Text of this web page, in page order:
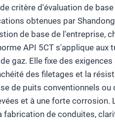
critère d'évaluation de
obtenues par
de base de l'entreprise,
API 5CT s'applique
gaz. Elle fixe des
des filetages et la
de puits conventionnels
et à une forte
de conduites,